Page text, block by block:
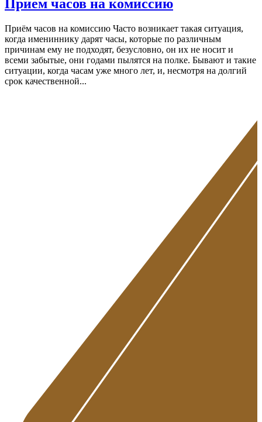
Прием часов на комиссию
Приём часов на комиссию Часто возникает такая ситуация,
когда имениннику дарят часы, которые по различным
причинам ему не подходят, безусловно, он их не носит и
всеми забытые, они годами пылятся на полке. Бывают и такие
ситуации, когда часам уже много лет, и, несмотря на долгий
срок качественной...